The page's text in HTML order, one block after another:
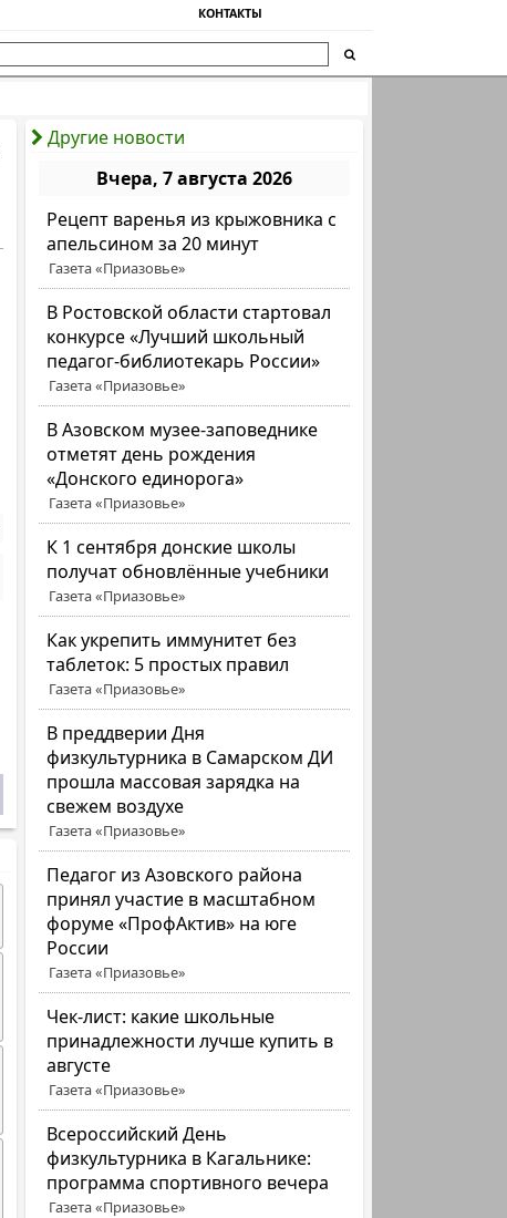
КОНТАКТЫ
Другие новости
Вчера, 7 августа 2026
Рецепт варенья из крыжовника с
апельсином за 20 минут
Газета «Приазовье»
В Ростовской области стартовал
конкурсе «Лучший школьный
педагог-библиотекарь России»
Газета «Приазовье»
В Азовском музее-заповеднике
отметят день рождения
«Донского единорога»
Газета «Приазовье»
К 1 сентября донские школы
получат обновлённые учебники
Газета «Приазовье»
Как укрепить иммунитет без
таблеток: 5 простых правил
Газета «Приазовье»
В преддверии Дня
физкультурника в Самарском ДИ
прошла массовая зарядка на
свежем воздухе
Газета «Приазовье»
Педагог из Азовского района
принял участие в масштабном
форуме «ПрофАктив» на юге
России
Газета «Приазовье»
Чек-лист: какие школьные
принадлежности лучше купить в
августе
Газета «Приазовье»
Всероссийский День
физкультурника в Кагальнике:
программа спортивного вечера
Газета «Приазовье»